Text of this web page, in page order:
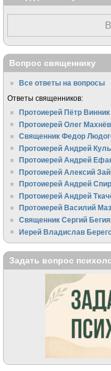
Вопрос священнику
Все ответы на вопросы
Ответы священников:
Протоиерей Пётр Винник
Протоиерей Олег Махнёв
Священник Федор
Протоиерей Андрей
Протоиерей Андрей
Протоиерей Алексий
Протоиерей Андрей
Протоиерей Андрей
Протоиерей Василий
Священник Сергий
Иерей Владислав
Задать вопрос